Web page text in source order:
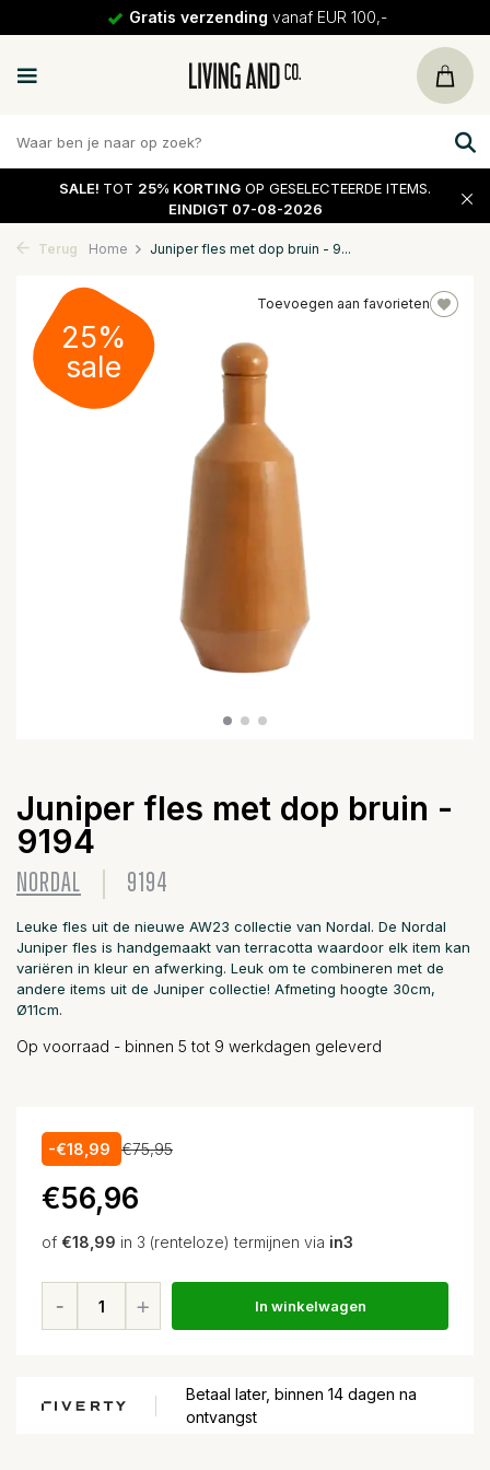
Gratis verzending vanaf EUR 100,-
SALE! TOT 25% KORTING OP GESELECTEERDE ITEMS.
EINDIGT 07-08-2026
Terug Home Juniper fles met dop bruin - 9...
Toevoegen aan favorieten
25%
sale
Juniper fles met dop bruin -
9194
NORDAL 9194
Leuke fles uit de nieuwe AW23 collectie van Nordal. De Nordal
Juniper fles is handgemaakt van terracotta waardoor elk item kan
variëren in kleur en afwerking. Leuk om te combineren met de
andere items uit de Juniper collectie! Afmeting hoogte 30cm,
Ø11cm.
Op voorraad - binnen 5 tot 9 werkdagen geleverd
-€18,99 €75,95
€56,96
of €18,99 in 3 (renteloze) termijnen via in3
In winkelwagen
Betaal later, binnen 14 dagen na
ontvangst